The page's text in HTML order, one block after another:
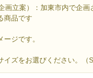
画立案）：加東市内で企画
商品です
ジです。
ズをお選びください。（